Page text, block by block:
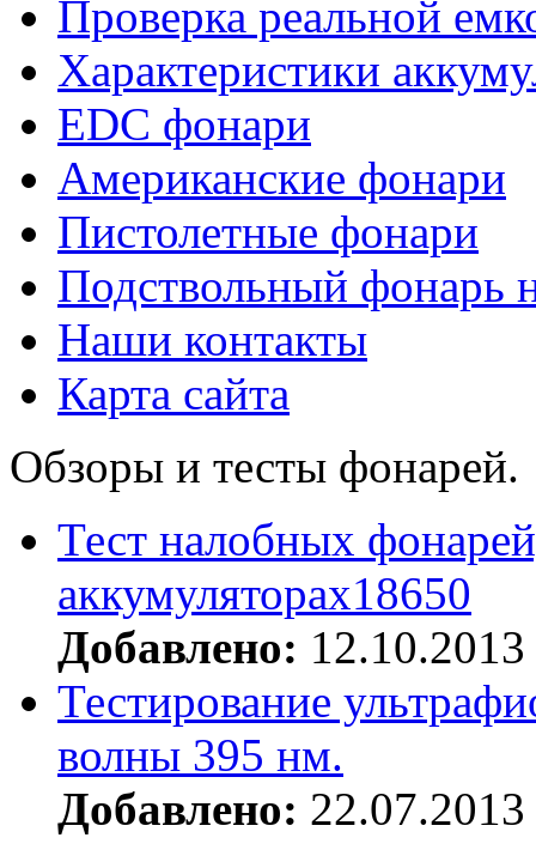
Проверка реальной
Характеристики
EDC фонари
Американские фонари
Пистолетные фонари
Подствольный фонарь
Наши контакты
Карта сайта
Обзоры и тесты фонарей.
Тест налобных
аккумуляторах18650
Добавлено: 12.10.2013
Тестирование
волны 395 нм.
Добавлено: 22.07.2013